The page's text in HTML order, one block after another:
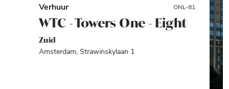
Verhuur ONL-81
WTC - Towers One - Eight
Zuid
Amsterdam, Strawinskylaan 1